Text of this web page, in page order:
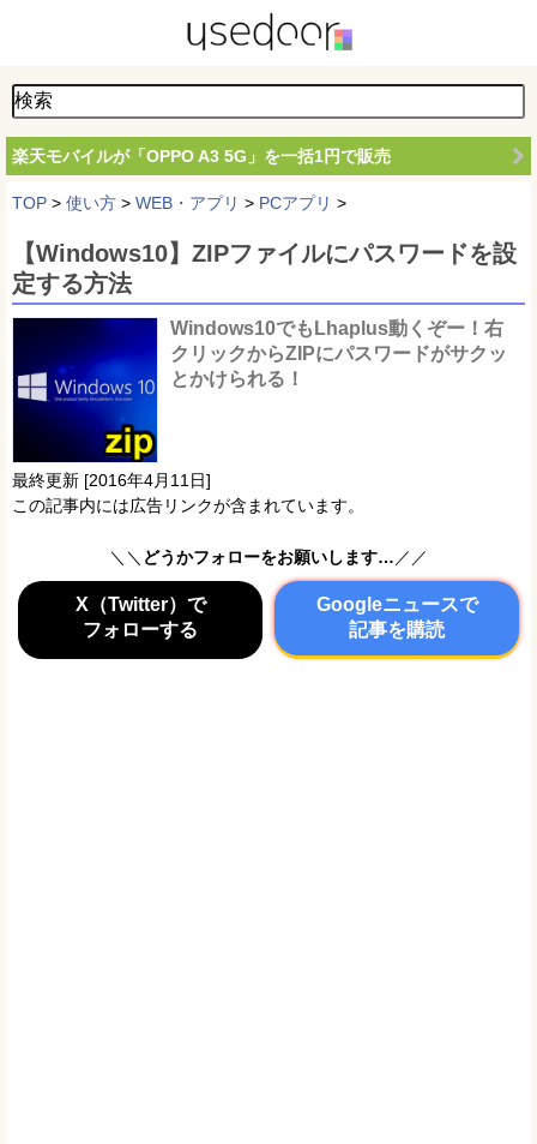
楽天モバイルが「OPPO A3 5G」を一括1円で販売
TOP > 使い方 > WEB・アプリ > PCアプリ >
【Windows10】ZIPファイルにパスワードを設
定する方法
Windows10でもLhaplus動くぞー！右
クリックからZIPにパスワードがサクッ
とかけられる！
最終更新 [2016年4月11日]
この記事内には広告リンクが含まれています。
＼＼ どうかフォローをお願いします… ／／
X（Twitter）で
フォローする
Googleニュースで
記事を購読